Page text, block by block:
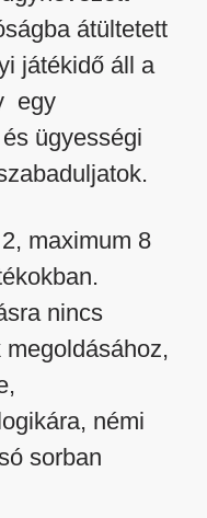
átültetett
játékidő áll a
egy
ügyességi
maximum 8
nincs
némi
sorban